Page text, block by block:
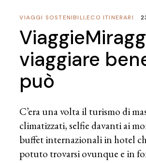
ECO ITINERARI
,
VIAGGI SOSTENIBILI
viaggiare
può
C’era una volta il turismo di
climatizzati, selfie davanti ai
buffet internazionali in hotel
potuto trovarsi ovunque e in